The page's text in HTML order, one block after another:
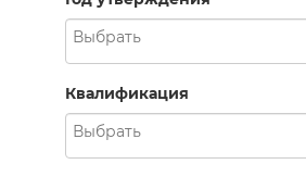
Квалификация